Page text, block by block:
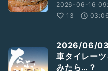
2026-06-16
13
2026/06/03
車タイレー
みたら…？